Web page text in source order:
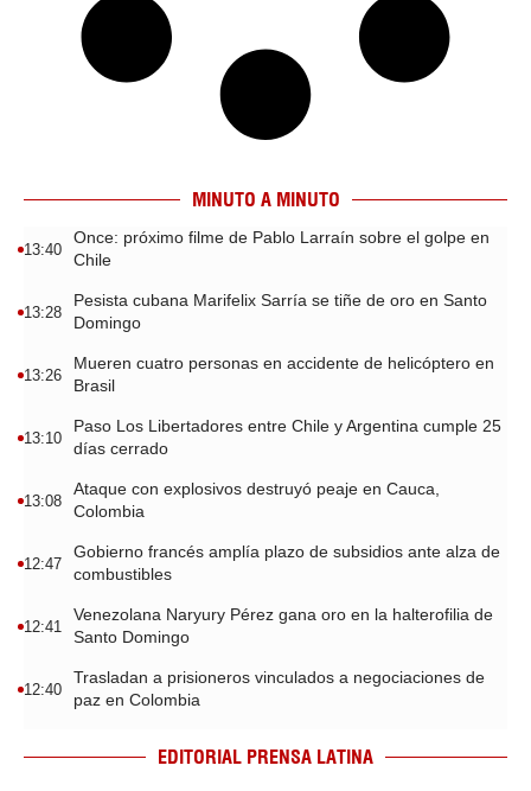
MINUTO A MINUTO
13:40
Once: próximo filme de Pablo Larraín sobre el golpe en
Chile
13:28
Pesista cubana Marifelix Sarría se tiñe de oro en Santo
Domingo
13:26
Mueren cuatro personas en accidente de helicóptero en
Brasil
13:10
Paso Los Libertadores entre Chile y Argentina cumple 25
días cerrado
13:08
Ataque con explosivos destruyó peaje en Cauca,
Colombia
12:47
Gobierno francés amplía plazo de subsidios ante alza de
combustibles
12:41
Venezolana Naryury Pérez gana oro en la halterofilia de
Santo Domingo
12:40
Trasladan a prisioneros vinculados a negociaciones de
paz en Colombia
EDITORIAL PRENSA LATINA